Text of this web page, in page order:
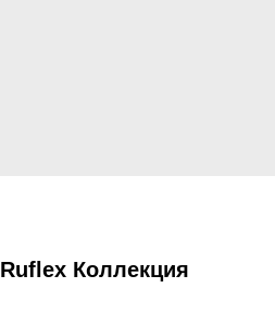
Коллекция